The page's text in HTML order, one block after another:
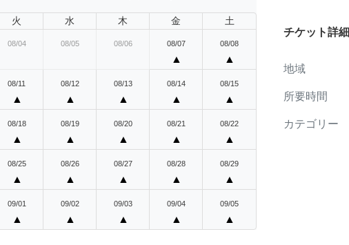
火 水 木 金 土
08/04 08/05 08/06 08/07
▲
08/08
▲
08/11
▲
08/12
▲
08/13
▲
08/14
▲
08/15
▲
08/18
▲
08/19
▲
08/20
▲
08/21
▲
08/22
▲
08/25
▲
08/26
▲
08/27
▲
08/28
▲
08/29
▲
09/01
▲
09/02
▲
09/03
▲
09/04
▲
09/05
▲
チケット詳細
地域
所要時間
カテゴリー